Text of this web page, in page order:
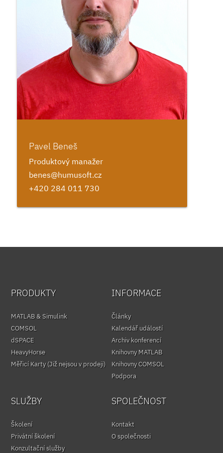
Pavel Beneš
Produktový manažer
benes@humusoft.cz
+420 284 011 730
PRODUKTY
MATLAB & Simulink
COMSOL
dSPACE
HeavyHorse
Měřicí Karty (Již nejsou v prodeji)
INFORMACE
Články
Kalendář událostí
Archiv konferencí
Knihovny MATLAB
Knihovny COMSOL
Podpora
SLUŽBY
Školení
Privátní školení
Konzultační služby
SPOLEČNOST
Kontakt
O společnosti